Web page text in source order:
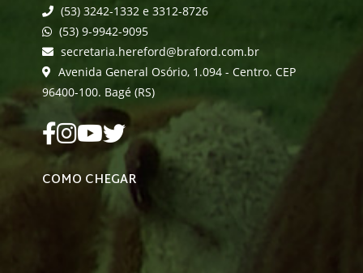
(53) 3242-1332 e 3312-8726
(53) 9-9942-9095
secretaria.hereford@braford.com.br
Avenida General Osório, 1.094 - Centro. CEP
96400-100. Bagé (RS)
COMO CHEGAR